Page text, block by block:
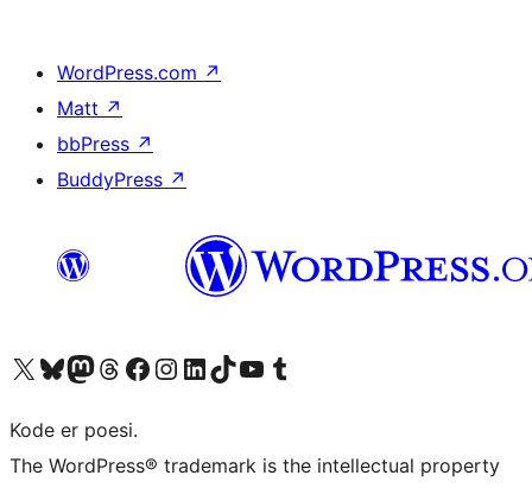
WordPress.com ↗
Matt ↗
bbPress ↗
BuddyPress ↗
Besøg vores X (tidligere Twitter) konto
Besøg vores Bluesky-konto
Besøg vores Mastodon konto
Besøg vores Threads-konto
Besøg vores Facebook sideBesøg vores Instagram konto
Besøg vores LinkedIn konto
Besøg vores TikTok-konto
Besøg vores YouTube-kanalBesøg vores Tumblr-konto
Kode er poesi.
The WordPress® trademark is the intellectual property